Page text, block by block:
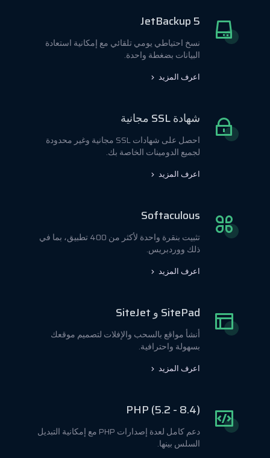
JetBackup 5
نسخ احتياطي يومي تلقائي مع إمكانية استعادة
البيانات بضغطة واحدة.
اعرف المزيد
شهادة SSL مجانية
احصل على شهادات SSL مجانية وغير محدودة
لجميع الدومينات الخاصة بك.
اعرف المزيد
Softaculous
تثبيت بنقرة واحدة لأكثر من 400 تطبيق، بما في
ذلك ووردبريس.
اعرف المزيد
SitePad و SiteJet
أنشأ مواقع بالسحب والإفلات لتصميم موقعك
بسهولة واحترافية.
اعرف المزيد
PHP (5.2 - 8.4)
دعم كامل لعدة إصدارات PHP مع إمكانية التبديل
السلس بينها.